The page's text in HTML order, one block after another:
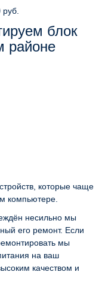
блок
районе
которые чаще
компьютере.
несильно мы
его ремонт. Если
мы
на ваш
качеством и